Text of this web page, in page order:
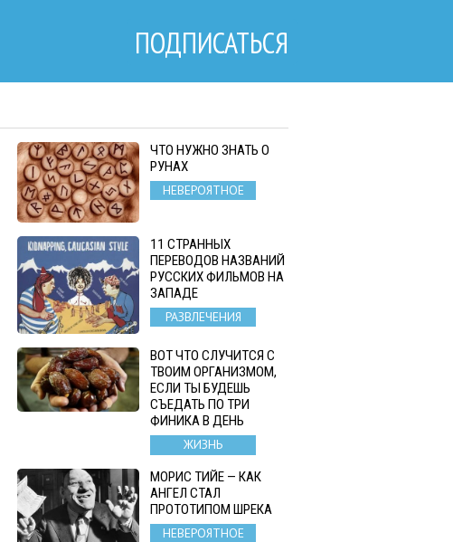
ПОДПИСАТЬСЯ
ЧТО НУЖНО ЗНАТЬ О
РУНАХ
НЕВЕРОЯТНОЕ
11 СТРАННЫХ
ПЕРЕВОДОВ НАЗВАНИЙ
РУССКИХ ФИЛЬМОВ НА
ЗАПАДЕ
РАЗВЛЕЧЕНИЯ
ВОТ ЧТО СЛУЧИТСЯ С
ТВОИМ ОРГАНИЗМОМ,
ЕСЛИ ТЫ БУДЕШЬ
СЪЕДАТЬ ПО ТРИ
ФИНИКА В ДЕНЬ
ЖИЗНЬ
МОРИС ТИЙЕ — КАК
АНГЕЛ СТАЛ
ПРОТОТИПОМ ШРЕКА
НЕВЕРОЯТНОЕ